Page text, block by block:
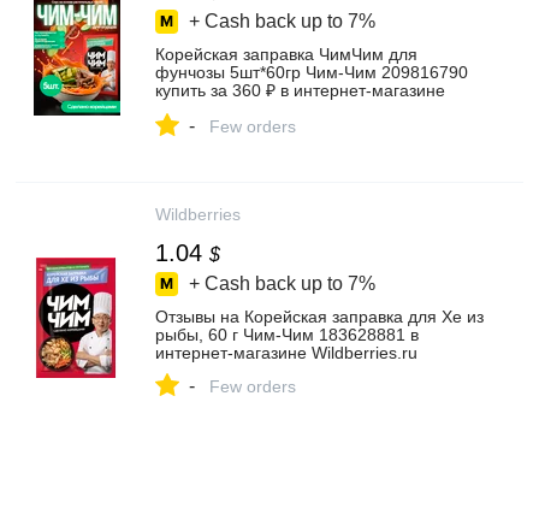
+ Cash back up to 7%
Корейская заправка ЧимЧим для
фунчозы 5шт*60гр Чим-Чим 209816790
купить за 360 ₽ в интернет‑магазине
- Few orders
Wildberries
1.04 $
+ Cash back up to 7%
Отзывы на Корейская заправка для Хе из
рыбы, 60 г Чим-Чим 183628881 в
интернет‑магазине Wildberries.ru
- Few orders